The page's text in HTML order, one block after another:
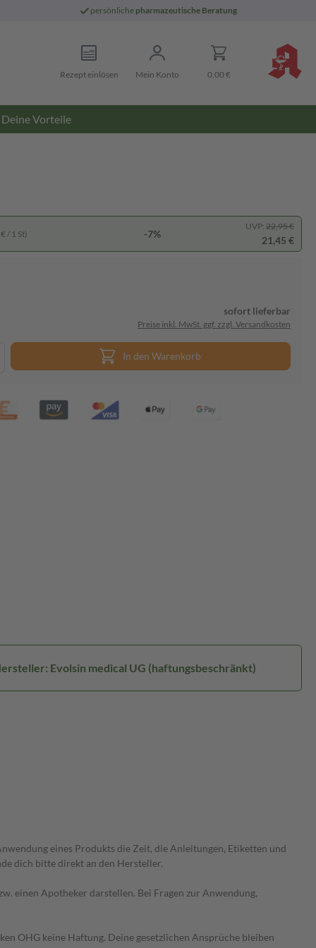
persönliche pharmazeutische Beratung
Rezept einlösen Mein Konto 0,00 €
Deine Vorteile
/ 1 St) -7%
UVP: 22,95 €
21,45 €
sofort lieferbar
Preise inkl. MwSt. ggf. zzgl. Versandkosten
In den Warenkorb
Evolsin medical UG (haftungsbeschränkt)
eines Produkts die Zeit, die Anleitungen, Etiketten und
dich bitte direkt an den Hersteller.
einen Apotheker darstellen. Bei Fragen zur Anwendung,
OHG keine Haftung. Deine gesetzlichen Ansprüche bleiben